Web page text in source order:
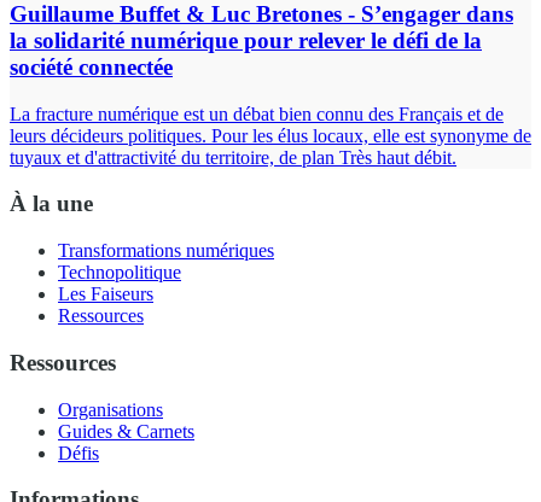
Guillaume Buffet & Luc Bretones - S’engager dans
la solidarité numérique pour relever le défi de la
société connectée
La fracture numérique est un débat bien connu des Français et de
leurs décideurs politiques. Pour les élus locaux, elle est synonyme de
tuyaux et d'attractivité du territoire, de plan Très haut débit.
À la une
Transformations numériques
Technopolitique
Les Faiseurs
Ressources
Ressources
Organisations
Guides & Carnets
Défis